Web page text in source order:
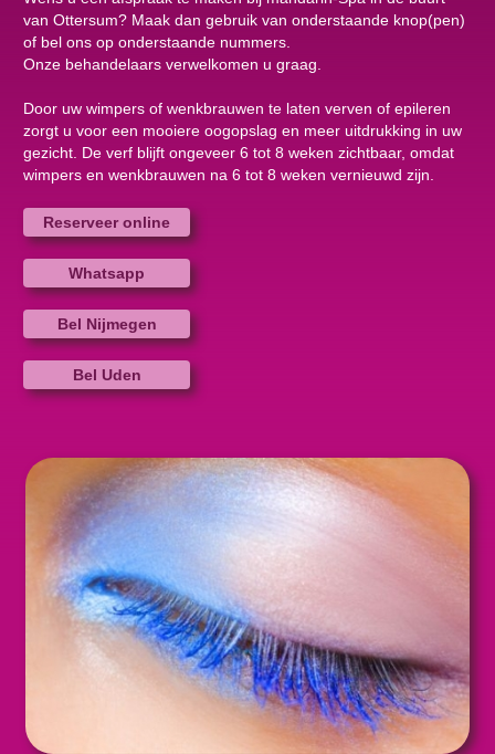
van Ottersum? Maak dan gebruik van onderstaande knop(pen)
of bel ons op onderstaande nummers.
Onze behandelaars verwelkomen u graag.
Door uw wimpers of wenkbrauwen te laten verven of epileren
zorgt u voor een mooiere oogopslag en meer uitdrukking in uw
gezicht. De verf blijft ongeveer 6 tot 8 weken zichtbaar, omdat
wimpers en wenkbrauwen na 6 tot 8 weken vernieuwd zijn.
Reserveer online
Whatsapp
Bel Nijmegen
Bel Uden